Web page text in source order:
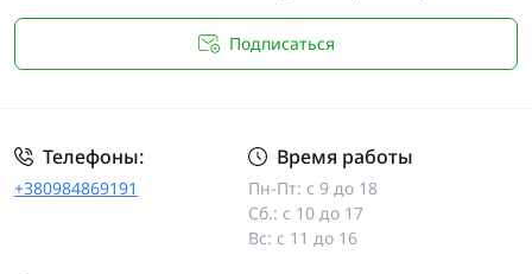
Подписаться
Телефоны:
+380984869191
Время работы
Пн-Пт: с 9 до 18
Сб.: с 10 до 17
Вс: с 11 до 16